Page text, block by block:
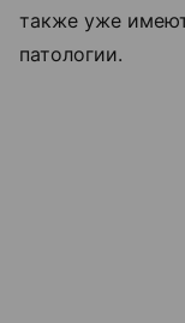
также уже
патологии.